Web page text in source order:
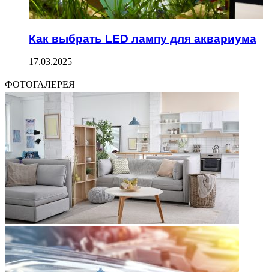
Как выбрать LED лампу для аквариума
17.03.2025
ФОТОГАЛЕРЕЯ